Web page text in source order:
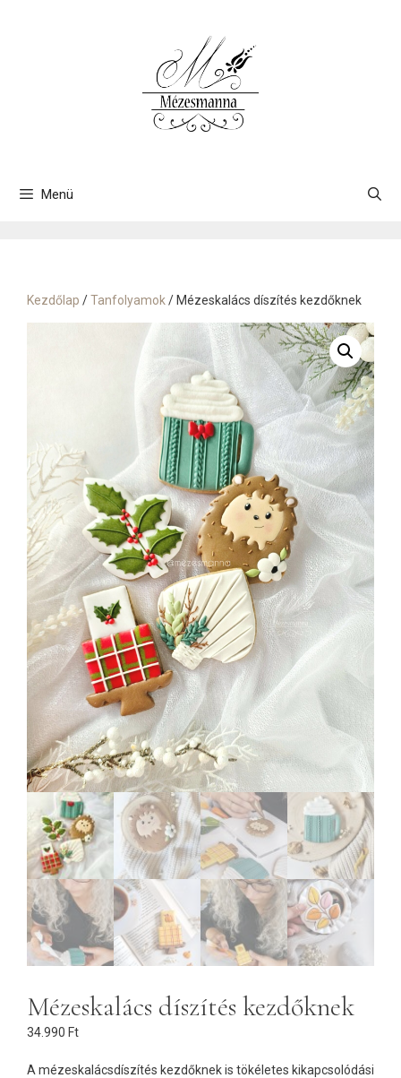
Menü
Kezdőlap /Tanfolyamok / Mézeskalács díszítés kezdőknek
Mézeskalács díszítés kezdőknek
34.990 Ft
A mézeskalácsdíszítés kezdőknek is tökéletes kikapcsolódási